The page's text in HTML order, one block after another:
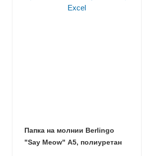
Папка на молнии Berlingo
"Say Meow" А5, полиуретан